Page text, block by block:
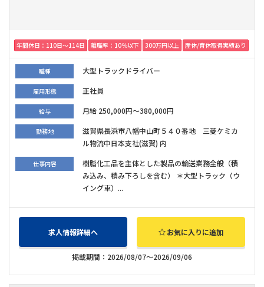
年間休日：110日〜114日 離職率：10％以下 300万円以上 産休/育休取得実績あり
職種 大型トラックドライバー
雇用形態 正社員
給与 月給 250,000円～380,000円
勤務地
滋賀県長浜市八幡中山町５４０番地 三菱ケミカ
ル物流中日本支社(滋賀) 内
仕事内容
樹脂化工品を主体とした製品の輸送業務全般（積
み込み、積み下ろしを含む） ＊大型トラック（ウ
イング車）...
求人情報詳細へ お気に入りに追加
掲載期間：2026/08/07～2026/09/06